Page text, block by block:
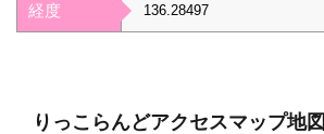
経度 136.28497
りっこらんどアクセスマップ地図